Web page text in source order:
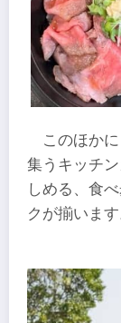
このほか
集うキッチ
しめる、食
クが揃います